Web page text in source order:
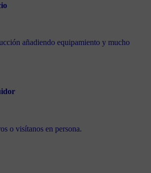
añadiendo equipamiento y mucho
o visítanos en persona.